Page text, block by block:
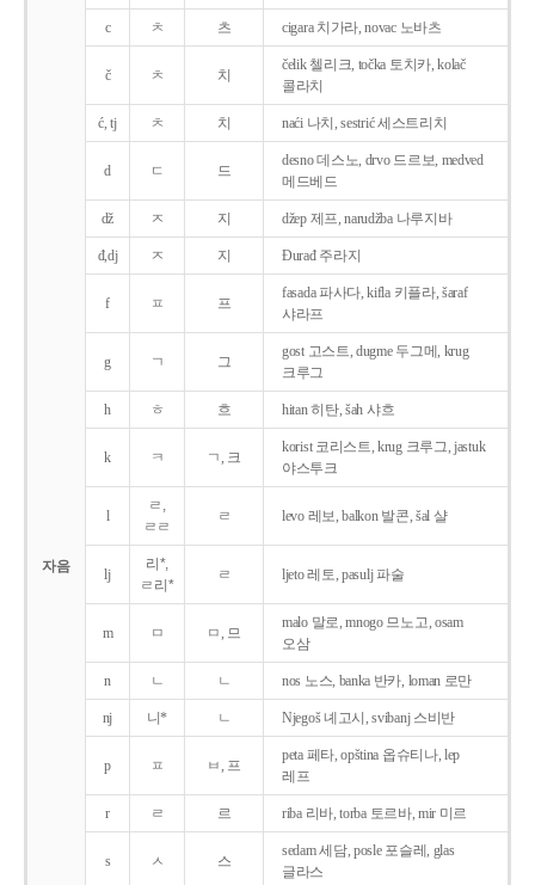
자음
c ㅊ 츠 cigara 치가라, novac 노바츠
č ㅊ 치
čelik 첼리크, točka 토치카, kolač
콜라치
ć, tj ㅊ 치 naći 나치, sestrić 세스트리치
d ㄷ 드
desno 데스노, drvo 드르보, medved
메드베드
dž ㅈ 지 džep 제프, narudžba 나루지바
đ,dj ㅈ 지 Ðurađ 주라지
f ㅍ 프
fasada 파사다, kifla 키플라, šaraf
샤라프
g ㄱ 그
gost 고스트, dugme 두그메, krug
크루그
h ㅎ 흐 hitan 히탄, šah 샤흐
k ㅋ ㄱ, 크
korist 코리스트, krug 크루그, jastuk
야스투크
l
ㄹ,
ㄹㄹ
ㄹ levo 레보, balkon 발콘, šal 샬
lj
리*,
ㄹ리*
ㄹ ljeto 레토, pasulj 파술
m ㅁ ㅁ, 므
malo 말로, mnogo 므노고, osam
오삼
n ㄴ ㄴ nos 노스, banka 반카, loman 로만
nj 니* ㄴ Njegoš 녜고시, svibanj 스비반
p ㅍ ㅂ, 프
peta 페타, opština 옵슈티나, lep
레프
r ㄹ 르 riba 리바, torba 토르바, mir 미르
s ㅅ 스
sedam 세담, posle 포슬레, glas
글라스